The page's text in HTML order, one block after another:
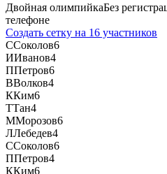
Двойная олимпийкаБез
телефоне
Создать сетку на 16 участников
ССоколов6
ИИванов4
ППетров6
ВВолков4
ККим6
ТТан4
ММорозов6
ЛЛебедев4
ССоколов6
ППетров4
ККим6